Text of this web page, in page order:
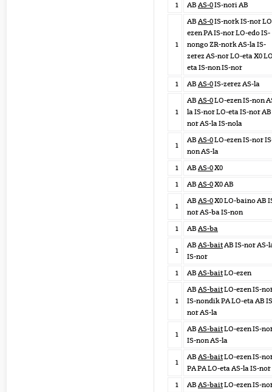
1
AB AS-0IS-nori AB
1
AB AS-0IS-nork IS-nor
ezen PA IS-nor LO-edo IS-
nongo ZR-nork AS-la IS-
zerez AS-nor LO-eta X0
eta IS-non IS-nor
1
AB AS-0IS-zerez AS-la
1
AB AS-0LO-ezen IS-non
la IS-nor LO-eta IS-nor AB
nor AS-la IS-nola
1
AB AS-0LO-ezen IS-nor
non AS-la
1
AB AS-0X0
1
AB AS-0X0 AB
1
AB AS-0X0 LO-baino AB
nor AS-ba IS-non
1
AB AS-ba
1
AB AS-baitAB IS-nor AS-
IS-nor
1
AB AS-baitLO-ezen
1
AB AS-baitLO-ezen IS-
IS-nondik PA LO-eta AB
nor AS-la
1
AB AS-baitLO-ezen IS-
IS-non AS-la
1
AB AS-baitLO-ezen IS-
PA PA LO-eta AS-la IS-nor
1
AB AS-baitLO-ezen IS-